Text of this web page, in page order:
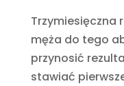
Trzymiesięczna
męża do tego
przynosić
stawiać